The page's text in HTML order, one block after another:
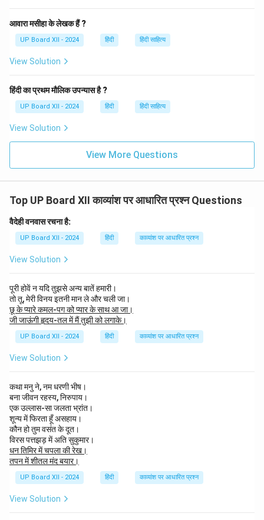
आवारा मसीहा के लेखक हैं ?
UP Board XII - 2024 हिंदी हिंदी साहित्य
View Solution
हिंदी का प्रथम मौलिक उपन्यास है ?
UP Board XII - 2024 हिंदी हिंदी साहित्य
View Solution
View More Questions
Top UP Board XII काव्यांश पर आधारित प्रश्न Questions
वैदेही वनवास रचना है:
UP Board XII - 2024 हिंदी काव्यांश पर आधारित प्रश्न
View Solution
पूरी होवें न यदि तुझसे अन्य बातें हमारी।
तो तू, मेरी विनय इतनी मान ले और चली जा।
छू के प्यारे कमल-पग को प्यार के साथ आ जा।
जी जाऊंगी हृदय-तल में मैं तुझी को लगाके।
UP Board XII - 2024 हिंदी काव्यांश पर आधारित प्रश्न
View Solution
कथा मनु ने, नम धरणी भीष।
बना जीवन रहस्य, निरुपाय।
एक उल्लास-सा जलता भ्रांत।
शून्य में फिरता हूँ असहाय।
कौन हो तुम वसंत के दूत।
विरस पत्तझड़ में अति सुकुमार।
धन तिमिर में चपला की रेख।
तपन में शीतल मंद बयार।
UP Board XII - 2024 हिंदी काव्यांश पर आधारित प्रश्न
View Solution